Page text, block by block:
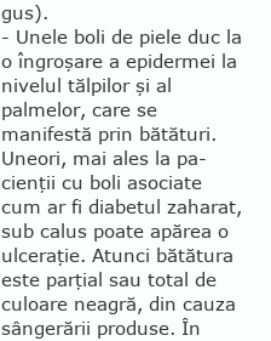
gus).
- Unele boli de piele duc la
o îngroşare a epidermei la
nivelul tăl­pilor şi al
palmelor, care se
manifes­tă prin bătă­turi.
Uneori, mai ales la pa­
cienţii cu boli asociate
cum ar fi diabetul za­harat,
sub calus poate apărea o
ulce­raţie. Atunci bătătura
este parţial sau total de
culoare neagră, din cauza
sângerării produse. În